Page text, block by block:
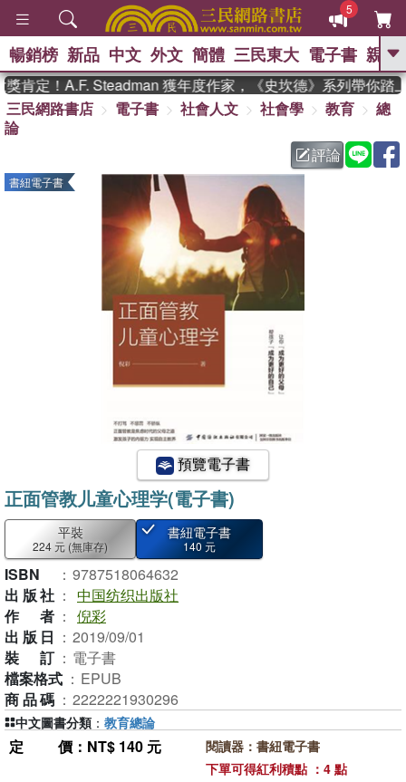
5
GO
熱搜： 東野圭吾 、 高希均教授回憶錄
暑期推薦 、 國際布克
方念華 、 台灣的李
登輝時代
數學女孩：黎曼猜想
偉大的迷走神經
暢銷榜 新品 中文 外文 簡體 三民東大 電子書 親子
肯定！A.F. Steadman 獲年度作家，《史坎德》系列帶你踏上
三民網路書店
電子書 社會人文 社會學 教育
總
論
評論
書紐電子書
預覽電子書
正面管教儿童心理学(電子書)
平裝
224 元 (無庫存)
書紐電子書
140 元
ISBN ： 9787518064632
出版社 ： 中国纺织出版社
作者 ： 倪彩
出版日 ： 2019/09/01
裝訂 ： 電子書
檔案格式 ： EPUB
商品碼 ： 2222221930296
定價 ：NT$ 140 元
閱讀器：書紐電子書
下單可得紅利積點 ：4 點
中文圖書分類 ： 教育總論